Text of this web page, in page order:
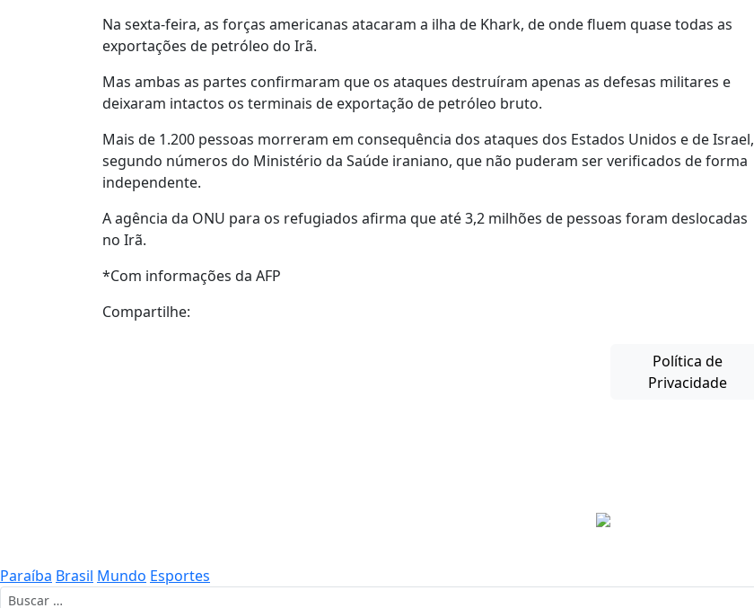
Na sexta-feira, as forças americanas atacaram a ilha de Khark, de onde fluem quase todas as
exportações de petróleo do Irã.
Mas ambas as partes confirmaram que os ataques destruíram apenas as defesas militares e
deixaram intactos os terminais de exportação de petróleo bruto.
Mais de 1.200 pessoas morreram em consequência dos ataques dos Estados Unidos e de Israel,
segundo números do Ministério da Saúde iraniano, que não puderam ser verificados de forma
independente.
A agência da ONU para os refugiados afirma que até 3,2 milhões de pessoas foram deslocadas
no Irã.
*Com informações da AFP
Compartilhe:
Política de
Privacidade
Paraíba Brasil Mundo Esportes
Buscar por: